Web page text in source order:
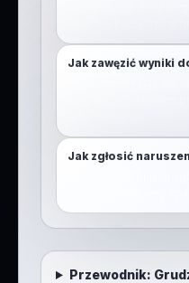
Jak zawęzić wyniki
Jak zgłosić
Przewodnik: